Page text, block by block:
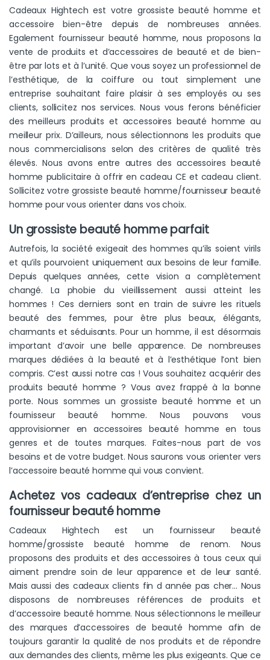
Cadeaux Hightech est votre grossiste beauté homme et
accessoire bien-être depuis de nombreuses années.
Egalement fournisseur beauté homme, nous proposons la
vente de produits et d’accessoires de beauté et de bien-
être par lots et à l’unité. Que vous soyez un professionnel de
l’esthétique, de la coiffure ou tout simplement une
entreprise souhaitant faire plaisir à ses employés ou ses
clients, sollicitez nos services. Nous vous ferons bénéficier
des meilleurs produits et accessoires beauté homme au
meilleur prix. D’ailleurs, nous sélectionnons les produits que
nous commercialisons selon des critères de qualité très
élevés. Nous avons entre autres des accessoires beauté
homme publicitaire à offrir en cadeau CE et cadeau client.
Sollicitez votre grossiste beauté homme/fournisseur beauté
homme pour vous orienter dans vos choix.
Un grossiste beauté homme parfait
Autrefois, la société exigeait des hommes qu’ils soient virils
et qu’ils pourvoient uniquement aux besoins de leur famille.
Depuis quelques années, cette vision a complètement
changé. La phobie du vieillissement aussi atteint les
hommes ! Ces derniers sont en train de suivre les rituels
beauté des femmes, pour être plus beaux, élégants,
charmants et séduisants. Pour un homme, il est désormais
important d’avoir une belle apparence. De nombreuses
marques dédiées à la beauté et à l’esthétique l’ont bien
compris. C’est aussi notre cas ! Vous souhaitez acquérir des
produits beauté homme ? Vous avez frappé à la bonne
porte. Nous sommes un grossiste beauté homme et un
fournisseur beauté homme. Nous pouvons vous
approvisionner en accessoires beauté homme en tous
genres et de toutes marques. Faites-nous part de vos
besoins et de votre budget. Nous saurons vous orienter vers
l’accessoire beauté homme qui vous convient.
Achetez vos cadeaux d’entreprise chez un
fournisseur beauté homme
Cadeaux Hightech est un fournisseur beauté
homme/grossiste beauté homme de renom. Nous
proposons des produits et des accessoires à tous ceux qui
aiment prendre soin de leur apparence et de leur santé.
Mais aussi des cadeaux clients fin d année pas cher… Nous
disposons de nombreuses références de produits et
d’accessoire beauté homme. Nous sélectionnons le meilleur
des marques d’accessoires de beauté homme afin de
toujours garantir la qualité de nos produits et de répondre
aux demandes des clients, même les plus exigeants. Que ce